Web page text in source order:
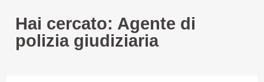
Hai cercato: Agente di
polizia giudiziaria